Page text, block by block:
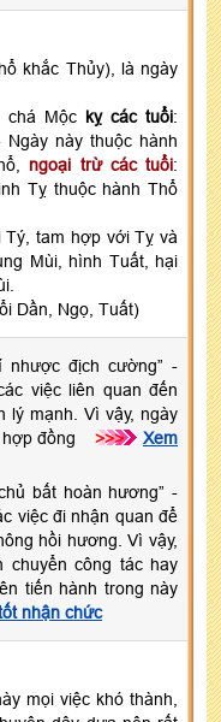
khắc Thủy), là ngày
chá Mộc kỵ các tuổi:
này thuộc hành
ngoại trừ các tuổi:
Tỵ thuộc hành Thổ
tam hợp với Tỵ và
Mùi, hình Tuất, hại
Dần, Ngọ, Tuất)
địch cường” -
việc liên quan đến
lý mạnh. Vì vậy, ngày
đồng
>>>
Xem
bất hoàn hương” -
việc đi nhận quan để
hồi hương. Vì vậy,
chuyển công tác hay
tiến hành trong này
nhận chức
mọi việc khó thành,